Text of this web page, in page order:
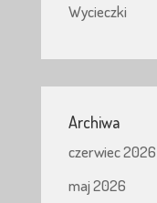
Wycieczki
Archiwa
czerwiec 2026
maj 2026